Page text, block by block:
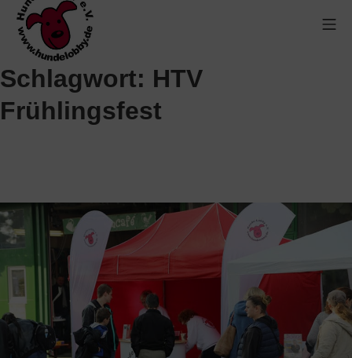
Schlagwort: HTV
Frühlingsfest